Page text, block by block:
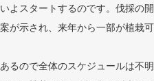
よスタートするのです。伐採の
が示され、来年から一部が植栽
るので全体のスケジュールは不